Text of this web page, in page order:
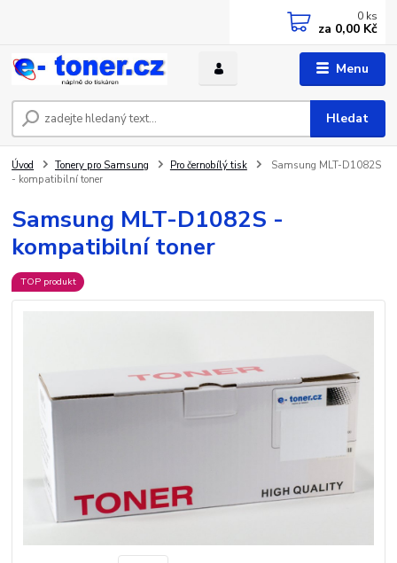
Menu
Hledat
0 ks
za 0,00 Kč
Úvod Tonery pro Samsung Pro černobílý tisk
Samsung MLT-D1082S
- kompatibilní toner
Samsung MLT-D1082S -
kompatibilní toner
TOP produkt